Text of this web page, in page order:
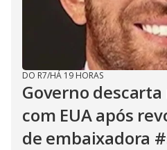
DO R7/HÁ 19 HORAS
Governo
com EUA após
de embaixadora